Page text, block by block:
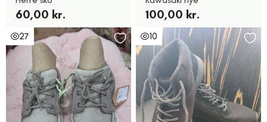
60,00 kr. 100,00 kr.
27 10